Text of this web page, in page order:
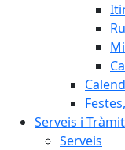
Serveis i
Serveis